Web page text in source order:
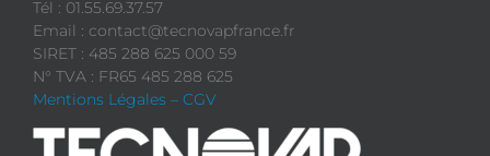
Tél : 01.55.69.37.57
Email : contact@tecnovapfrance.fr
SIRET : 485 288 625 000 59
N° TVA : FR65 485 288 625
Mentions Légales – CGV